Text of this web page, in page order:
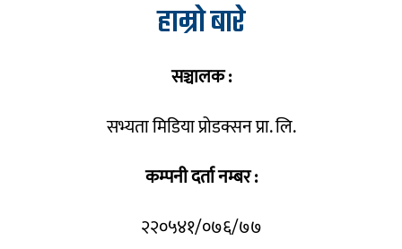
हाम्रो बारे
सञ्चालक :
सभ्यता मिडिया प्रोडक्सन प्रा. लि.
कम्पनी दर्ता नम्बर :
२२०५४१/०७६/७७